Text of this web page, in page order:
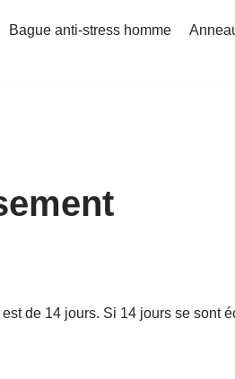
Bague anti-stress homme
de 14 jours. Si 14 jours se sont